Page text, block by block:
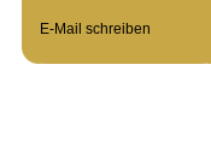
E-Mail schreiben